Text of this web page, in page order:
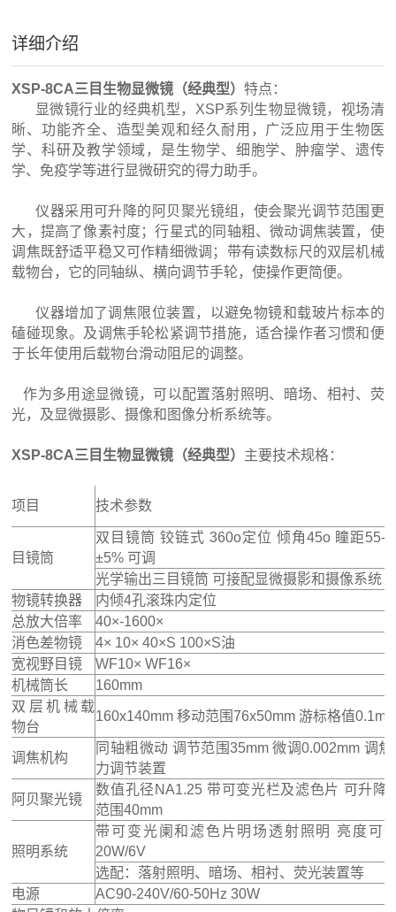
详细介绍
XSP-8CA三目生物显微镜（经典型）特点：
显微镜行业的经典机型，XSP系列生物显微镜，视场清
晰、功能齐全、造型美观和经久耐用，广泛应用于生物医
学、科研及教学领域，是生物学、细胞学、肿瘤学、遗传
学、免疫学等进行显微研究的得力助手。
仪器采用可升降的阿贝聚光镜组，使会聚光调节范围更
大，提高了像素衬度；行星式的同轴粗、微动调焦装置，使
调焦既舒适平稳又可作精细微调；带有读数标尺的双层机械
载物台，它的同轴纵、横向调节手轮，使操作更简便。
仪器增加了调焦限位装置，以避免物镜和载玻片标本的
磕碰现象。及调焦手轮松紧调节措施，适合操作者习惯和便
于长年使用后载物台滑动阻尼的调整。
作为多用途显微镜，可以配置落射照明、暗场、相衬、荧
光，及显微摄影、摄像和图像分析系统等。
XSP-8CA三目生物显微镜（经典型） 主要技术规格：
项目 技术参数
目镜筒
双目镜筒 铰链式 360o定位 倾角45o 瞳距55-
±5% 可调
光学输出三目镜筒 可接配显微摄影和摄像系统
物镜转换器
内倾4孔滚珠内定位
总放大倍率
40×-1600×
消色差物镜
4× 10× 40×S 100×S油
宽视野目镜
WF10× WF16×
机械筒长
160mm
双层机械载
物台
160x140mm 移动范围76x50mm 游标格值
调焦机构
同轴粗微动 调节范围35mm 微调0.002mm 调
力调节装置
阿贝聚光镜
数值孔径NA1.25 带可变光栏及滤色片 可升降
范围40mm
照明系统
带可变光阑和滤色片明场透射照明 亮度可
20W/6V
选配：落射照明、暗场、相衬、荧光装置等
电源
AC90-240V/60-50Hz 30W